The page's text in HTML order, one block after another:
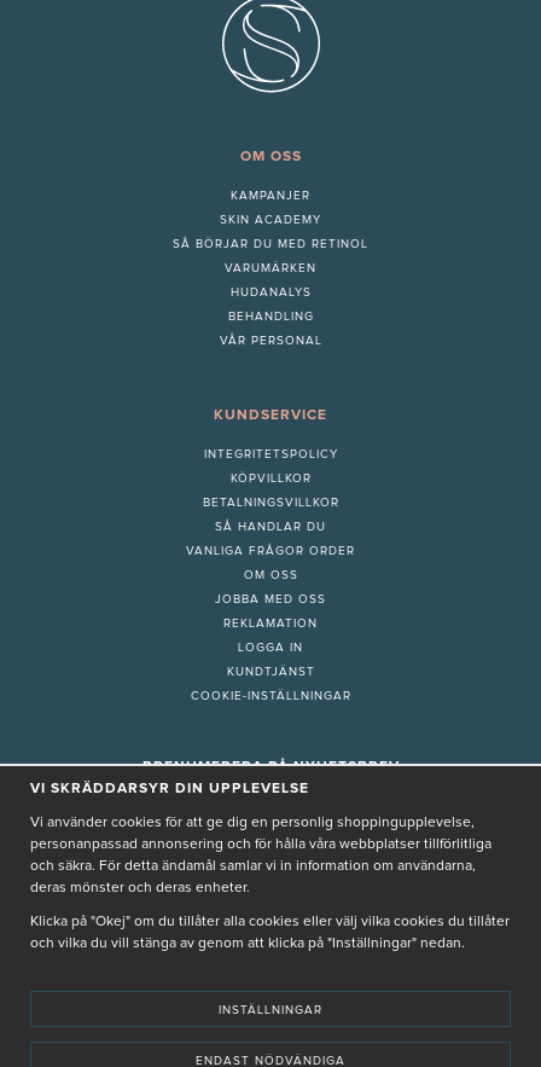
OM OSS
KAMPANJER
SKIN ACADEMY
SÅ BÖRJAR DU MED RETINOL
VARUMÄRKEN
HUDANALYS
BEHANDLING
VÅR PERSONAL
KUNDSERVICE
INTEGRITETSPOLICY
KÖPVILLKOR
BETALNINGSVILLKOR
SÅ HANDLAR DU
VANLIGA FRÅGOR ORDER
OM OSS
JOBBA MED OSS
REKLAMATION
LOGGA IN
KUNDTJÄNST
COOKIE-INSTÄLLNINGAR
PRENUMERERA PÅ NYHETSBREV
Genom att ge min e-post, accepterar jag Seth och Sally
De uppgifter du matar in kommer endast användas till våra nyhetsbrev.
PRIVACY POLICY TERMS & CONDITIONS
VI SKRÄDDARSYR DIN UPPLEVELSE
Vi använder cookies för att ge dig en personlig shoppingupplevelse,
personanpassad annonsering och för hålla våra webbplatser tillförlitliga
och säkra. För detta ändamål samlar vi in information om användarna,
deras mönster och deras enheter.
Klicka på "Okej" om du tillåter alla cookies eller välj vilka cookies du tillåter
och vilka du vill stänga av genom att klicka på "Inställningar" nedan.
INSTÄLLNINGAR
ENDAST NÖDVÄNDIGA